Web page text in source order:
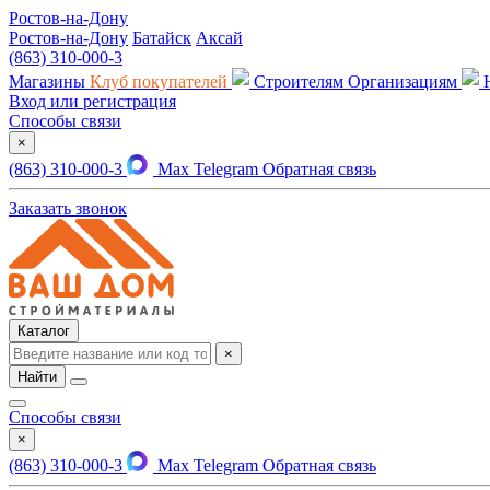
Ростов-на-Дону
Ростов-на-Дону Батайск Аксай
(863) 310-000-3
Магазины Клуб покупателей Строителям Организациям
Вход или регистрация
Способы связи
×
(863) 310-000-3 Max Telegram Обратная связь
Заказать звонок
Каталог
×
Найти
Способы связи
×
(863) 310-000-3 Max Telegram Обратная связь